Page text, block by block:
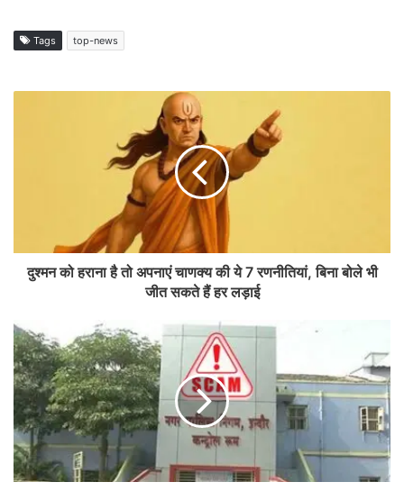
Tags top-news
दुश्मन को हराना है तो अपनाएं चाणक्य की ये 7 रणनीतियां, बिना बोले भी
जीत सकते हैं हर लड़ाई